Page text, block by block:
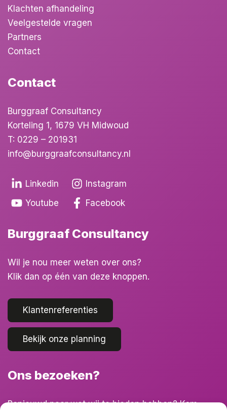
Klachten afhandeling
Veelgestelde vragen
Partners
Contact
Contact
Burggraaf Consultancy
Korteling 1, 1679 VH Midwoud
T: 0229 – 201931
info@burggraafconsultancy.nl
Linkedin
Instagram
Youtube
Facebook
Burggraaf Consultancy
Wil je nou meer weten over ons?
Klik dan op één van deze knoppen.
Klantenreferenties
Bekijk onze planning
Ons bezoeken?
Benieuwd naar wat wij te bieden hebben? Kom